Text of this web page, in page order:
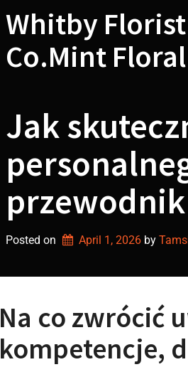
Whitby
Co.Mint
Jak
Posted on April 1, 2026 by
Na co zwrócić
kompetencje,